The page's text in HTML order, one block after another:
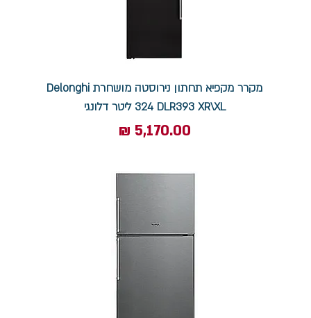
מקרר ‏מקפיא תחתון נירוסטה מושחרת Delonghi
DLR393 XR\XL ‏324 ‏ליטר דלונגי
מחיר